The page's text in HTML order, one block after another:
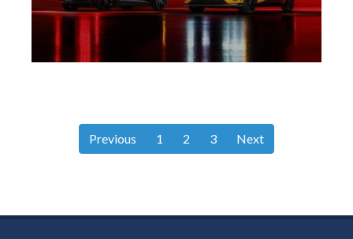
Previous 1 2 3 Next